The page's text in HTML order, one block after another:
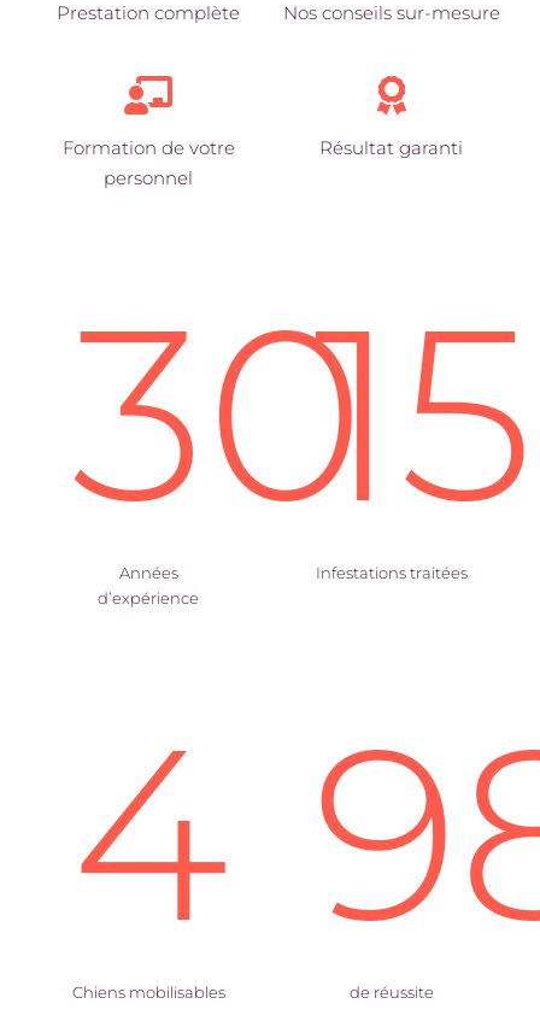
Prestation complète Nos conseils sur-mesure
Formation de votre
personnel
Résultat garanti
30
Années
d’expérience
Infestations traitées
4
Chiens mobilisables de réussite